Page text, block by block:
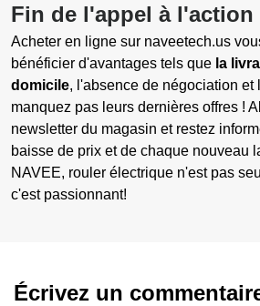
Fin de l'appel à l'action
Acheter en ligne sur naveetech.us
bénéficier d'avantages tels que la
domicile, l'absence de négociation et
manquez pas leurs dernières offres !
newsletter du magasin et restez
baisse de prix et de chaque nouveau
NAVEE, rouler électrique n'est pas
c'est passionnant!
Écrivez un